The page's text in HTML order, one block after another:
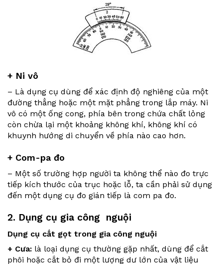
+ Ni vô
– Là dụng cụ dùng để xác định độ nghiêng của một
đường thẳng hoặc một mặt phẳng trong lắp máy. Ni
vô có một ống cong, phía bên trong chứa chất lỏng
còn chừa lại một khoảng không khí, không khí có
khuynh hướng di chuyển về phía nào cao hơn.
+ Com-pa đo
– Một số trường hợp người ta không thể nào đo trực
tiếp kích thước của trục hoặc lỗ, ta cần phải sử dụng
đến một dụng cụ đo gián tiếp là com pa đo.
2. Dụng cụ gia công nguội
Dụng cụ cắt gọt trong gia công nguội
+ Cưa: là loại dụng cụ thường gặp nhất, dùng để cắt
phôi hoặc cắt bỏ đi một lượng dư lớn của vật liệu